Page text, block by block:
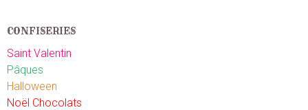
CONFISERIES
Saint Valentin
Pâques
Halloween
Noël Chocolats